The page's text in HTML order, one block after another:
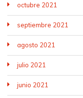
octubre 2021
septiembre 2021
agosto 2021
julio 2021
junio 2021